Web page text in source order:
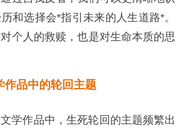
和选择会*指引未来的人生道路*。
个人的救赎，也是对生命本质的思
作品中的轮回主题
作品中，生死轮回的主题频繁出